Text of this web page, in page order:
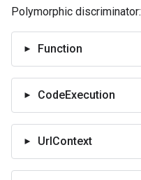
Polymorphic discriminator:
Function
CodeExecution
UrlContext